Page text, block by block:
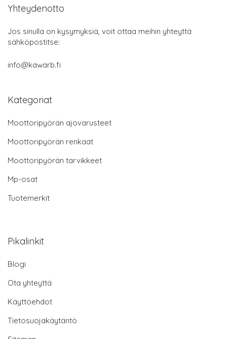
Yhteydenotto
Jos sinulla on kysymyksiä, voit ottaa meihin yhteyttä
sähköpostitse:
info@kawarb.fi
Kategoriat
Moottoripyörän ajovarusteet
Moottoripyörän renkaat
Moottoripyörän tarvikkeet
Mp-osat
Tuotemerkit
Pikalinkit
Blogi
Ota yhteyttä
Käyttöehdot
Tietosuojakäytäntö